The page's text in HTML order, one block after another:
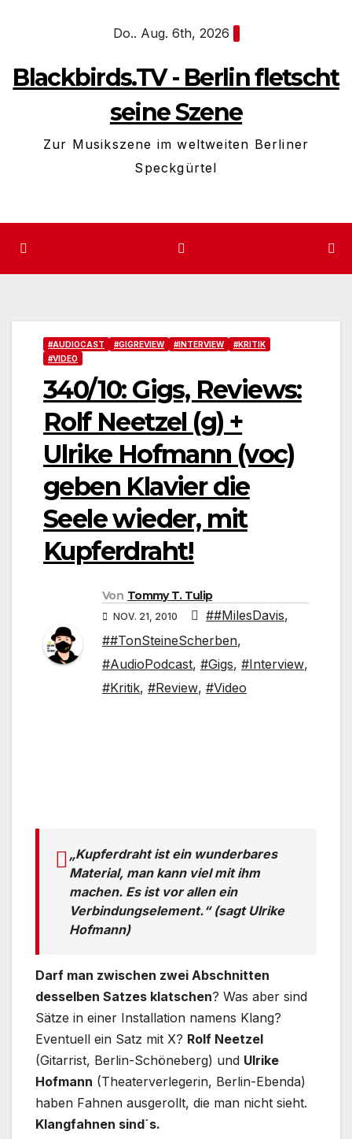
Do.. Aug. 6th, 2026
Blackbirds.TV - Berlin fletscht
seine Szene
Zur Musikszene im weltweiten Berliner
Speckgürtel
#AUDIOCAST #GIGREVIEW #INTERVIEW
#KRITIK
#VIDEO
340/10: Gigs, Reviews:
Rolf Neetzel (g) +
Ulrike Hofmann (voc)
geben Klavier die
Seele wieder, mit
Kupferdraht!
Von Tommy T. Tulip
NOV. 21, 2010 ##MilesDavis,
##TonSteineScherben,
#AudioPodcast, #Gigs, #Interview,
#Kritik, #Review, #Video
„Kupferdraht ist ein wunderbares
Material, man kann viel mit ihm
machen. Es ist vor allen ein
Verbindungselement.“ (sagt Ulrike
Hofmann)
Darf man zwischen zwei Abschnitten
desselben Satzes klatschen? Was aber sind
Sätze in einer Installation namens Klang?
Eventuell ein Satz mit X? Rolf Neetzel
(Gitarrist, Berlin-Schöneberg) und Ulrike
Hofmann (Theaterverlegerin, Berlin-Ebenda)
haben Fahnen ausgerollt, die man nicht sieht.
Klangfahnen sind´s.